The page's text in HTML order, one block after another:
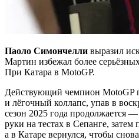
Паоло Симончелли выразил
Мартин избежал более
При Катара в MotoGP.
Действующий чемпион MotoGP
и лёгочный коллапс, упав в
сезон 2025 года продолжается
руки на тестах в Сепанге,
а в Катаре вернулся, чтобы